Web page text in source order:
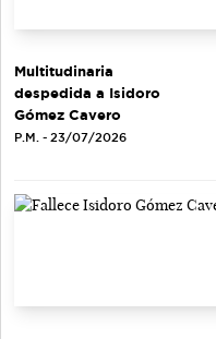
Multitudinaria
despedida a Isidoro
Gómez Cavero
P.M. - 23/07/2026